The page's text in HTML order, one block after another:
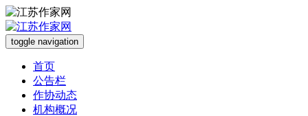
toggle navigation
首页
公告栏
作协动态
机构概况